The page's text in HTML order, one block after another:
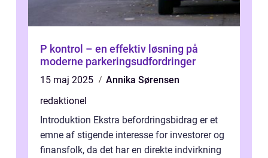
P kontrol – en effektiv løsning på
moderne parkeringsudfordringer
15 maj 2025
Annika Sørensen
redaktionel
Introduktion Ekstra befordringsbidrag er et
emne af stigende interesse for investorer og
finansfolk, da det har en direkte indvirkning